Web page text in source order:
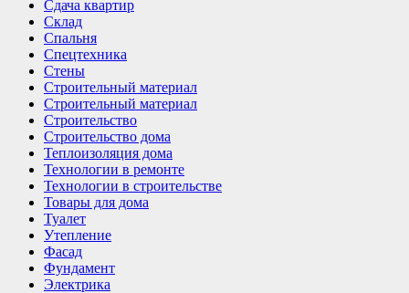
Сдача квартир
Склад
Спальня
Спецтехника
Стены
Строительный материал
Строительный материал
Строительство
Строительство дома
Теплоизоляция дома
Технологии в ремонте
Технологии в строительстве
Товары для дома
Туалет
Утепление
Фасад
Фундамент
Электрика